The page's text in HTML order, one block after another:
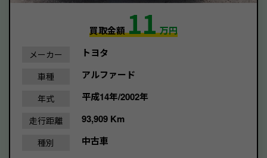
買取金額11万円
メーカー トヨタ
車種 アルファード
年式 平成14年/2002年
走行距離 93,909 Km
種別 中古車